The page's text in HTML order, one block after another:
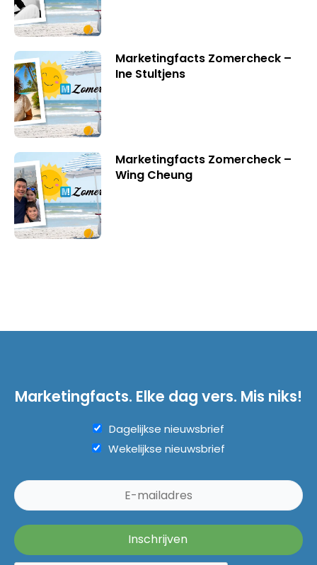
Marketingfacts Zomercheck –
Ine Stultjens
Marketingfacts Zomercheck –
Wing Cheung
Marketingfacts. Elke dag vers. Mis niks!
Dagelijkse nieuwsbrief
Wekelijkse nieuwsbrief